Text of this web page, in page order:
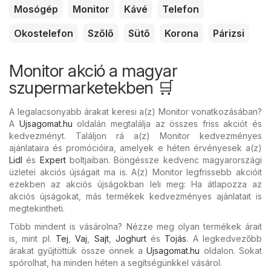
Mosógép Monitor Kávé
Telefon
Okostelefon
Szőlő Sütő Korona Párizsi
Monitor akció a magyar
szupermarketekben 🛒
A legalacsonyabb árakat keresi a(z) Monitor vonatkozásában?
A Ujsagomat.hu oldalán megtalálja az összes friss akciót és
kedvezményt. Találjon rá a(z) Monitor kedvezményes
ajánlataira és promócióira, amelyek e héten érvényesek a(z)
Lidl és Expertboltjaiban. Böngéssze kedvenc magyarországi
üzletei akciós újságait ma is. A(z) Monitor legfrissebb akcióit
ezekben az akciós újságokban leli meg: Ha átlapozza az
akciós újságokat, más termékek kedvezményes ajánlatait is
megtekintheti.
Több mindent is vásárolna? Nézze meg olyan termékek árait
is, mint pl. Tej ,Vaj Sajt, Joghurtés Tojás. A legkedvezőbb
árakat gyűjtöttük össze önnek aUjsagomat.hu oldalon. Sokat
spórolhat, ha minden héten a segítségünkkel vásárol.